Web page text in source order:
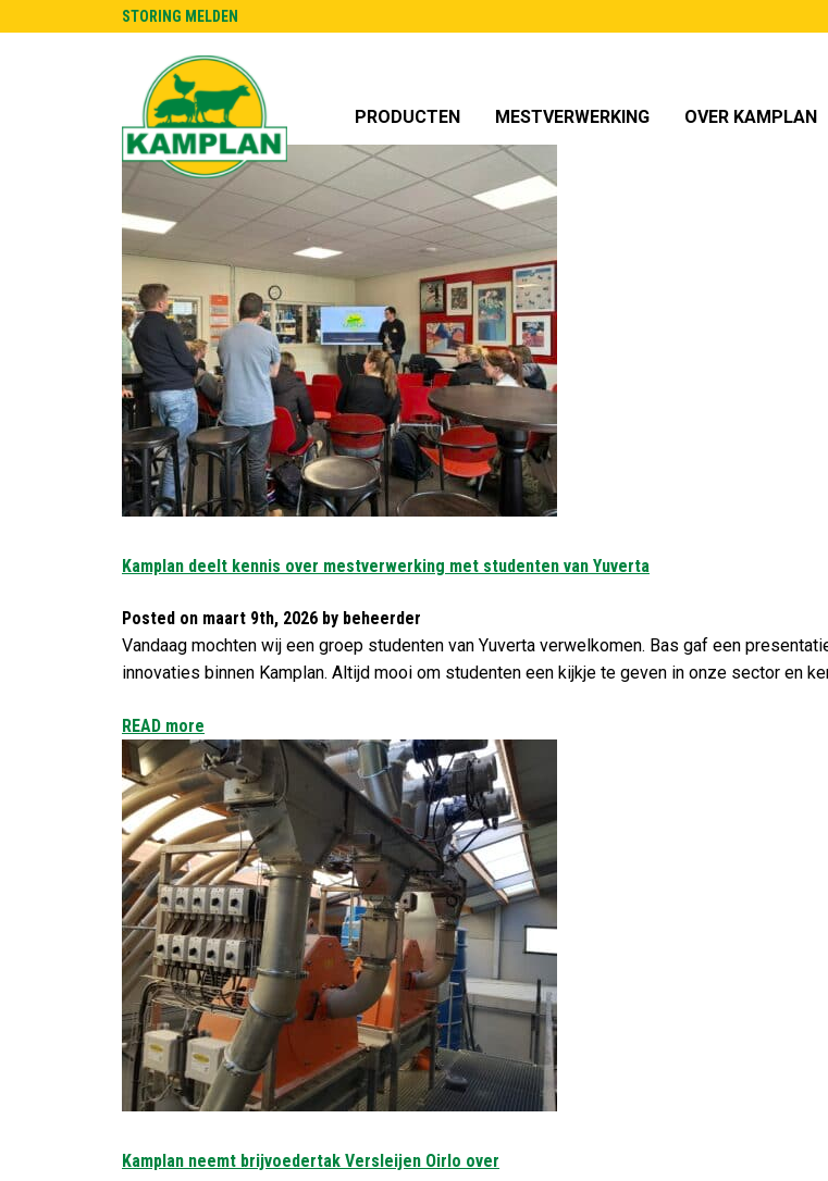
STORING MELDEN
PRODUCTEN MESTVERWERKING OVER KAMPLAN
Kamplan deelt kennis over mestverwerking met studenten van Yuverta
Posted on maart 9th, 2026 by beheerder
Vandaag mochten wij een groep studenten van Yuverta verwelkomen. Bas gaf een
innovaties binnen Kamplan. Altijd mooi om studenten een kijkje te geven in onze sector en
READ more
Kamplan neemt brijvoedertak Versleijen Oirlo over